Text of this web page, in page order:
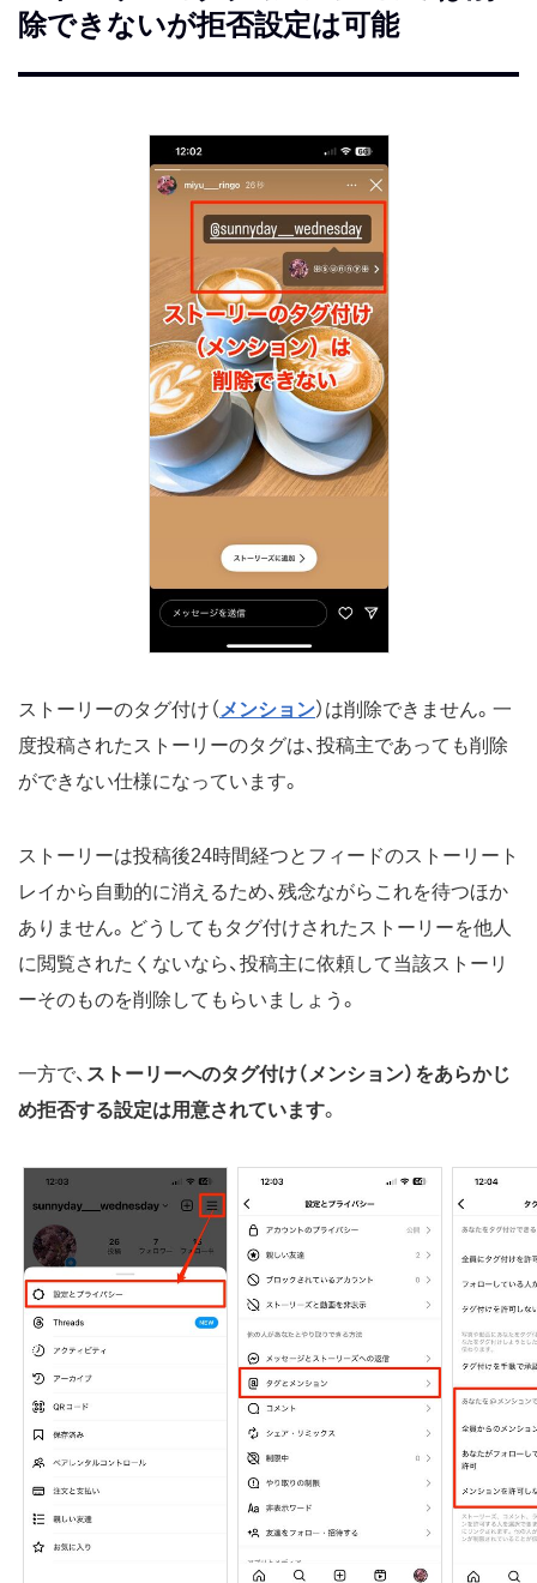
除できないが拒否設定は可能
ストーリーのタグ付け（ メンション）は削除できません。一
度投稿されたストーリーのタグは、投稿主であっても削除
ができない仕様になっています。
ストーリーは投稿後24時間経つとフィードのストーリート
レイから自動的に消えるため、残念ながらこれを待つほか
ありません。どうしてもタグ付けされたストーリーを他人
に閲覧されたくないなら、投稿主に依頼して当該ストーリ
ーそのものを削除してもらいましょう。
一方で、 ストーリーへのタグ付け（メンション）をあらかじ
め拒否する設定は用意されています。